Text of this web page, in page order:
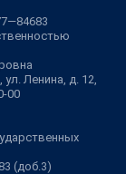
Ленина, д. 12,
00
(доб.3)